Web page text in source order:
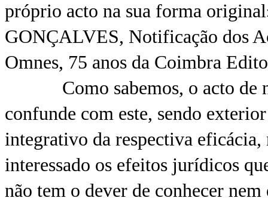
próprio acto na sua forma
GONÇALVES, Notificação dos
Omnes, 75 anos da Coimbra
Como sabemos, o acto de
confunde com este, sendo
integrativo da respectiva
interessado os efeitos jurídicos
não tem o dever de conhecer